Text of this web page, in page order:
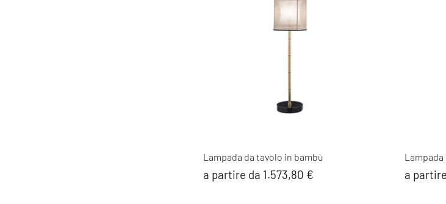
Lampada da tavolo in bambù
a partire da 1.573,80 € a